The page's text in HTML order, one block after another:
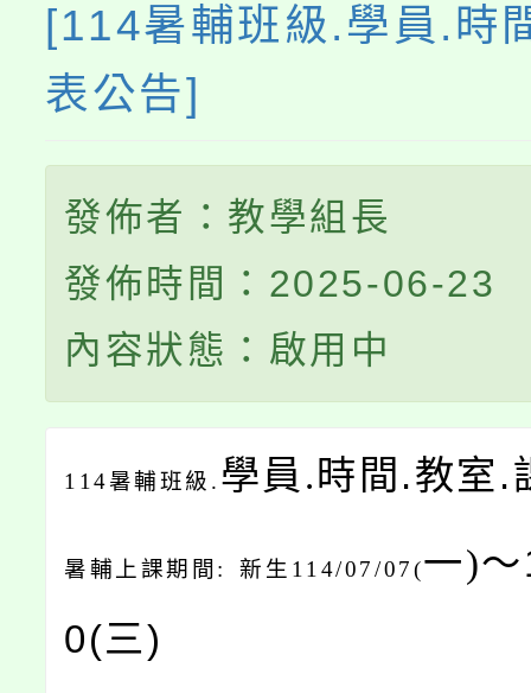
系所師生報名參加。
[114暑輔班級.學員.時
表公告]
發佈者：教學組長
發佈時間：2025-06-23
內容狀態：啟用中
114暑輔班級. 學員. 時間.教室.
暑輔上課期間: 新生114/07/07(一)
0(三)